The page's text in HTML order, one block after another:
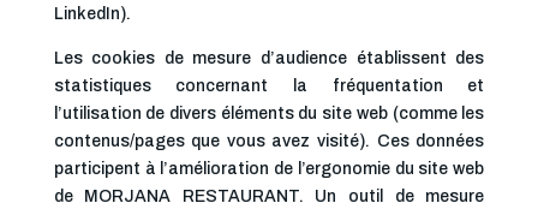
LinkedIn).
Les cookies de mesure d’audience établissent des
statistiques concernant la fréquentation et
l’utilisation de divers éléments du site web (comme les
contenus/pages que vous avez visité). Ces données
participent à l’amélioration de l’ergonomie du site web
de MORJANA RESTAURANT. Un outil de mesure